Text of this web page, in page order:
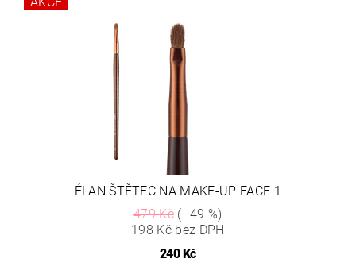
ÉLAN ŠTĚTEC NA MAKE-UP FACE 1
479 Kč(–49 %)
198 Kč bez DPH
240 Kč